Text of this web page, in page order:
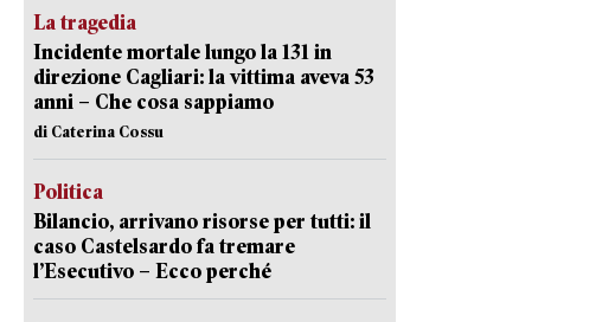
La tragedia
Incidente mortale lungo la 131 in
direzione Cagliari: la vittima aveva 53
anni – Che cosa sappiamo
di Caterina Cossu
Politica
Bilancio, arrivano risorse per tutti: il
caso Castelsardo fa tremare
l’Esecutivo – Ecco perché